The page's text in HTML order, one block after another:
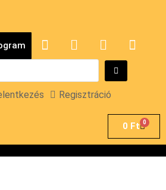
Regisztráció
0 Ft 0